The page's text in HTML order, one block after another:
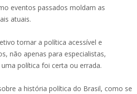
eventos passados moldam as
atuais.
tornar a política acessível e
não apenas para especialistas,
política foi certa ou errada.
a história política do Brasil, como se